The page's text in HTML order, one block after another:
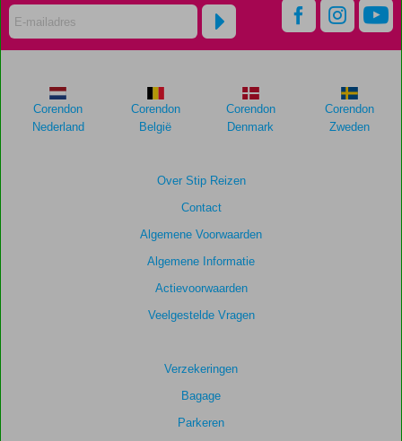
van
de
getoonde
te
garanderen.
Kindvriendelijk
-
Wifi kwaliteit
7,5
Over Stip Reizen
Contact
Algemene Voorwaarden
Algemene Informatie
Actievoorwaarden
Veelgestelde Vragen
Verzekeringen
Bagage
Parkeren
Corendon
Nederland
Corendon
België
Corendon
Denmark
Corendon
Zweden